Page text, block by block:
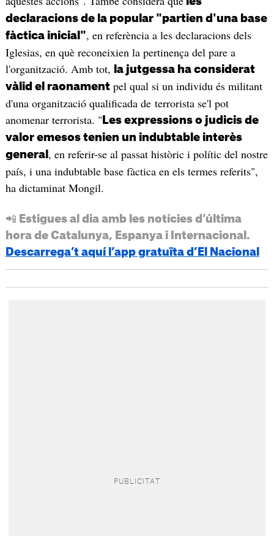
declaracions de la popular "partien d'una base
fàctica inicial", en referència a les declaracions dels
Iglesias, en què reconeixien la pertinença del pare a
l'organització. Amb tot,
la jutgessa ha considerat
vàlid el raonamentpel qual si un individu és militant
d'una organització qualificada de terrorista se'l pot
anomenar terrorista. " Les expressions o judicis de
valor emesos tenien un indubtable interès
general , en referir-se al passat històric i polític del nostre
país, i una indubtable base fàctica en els termes referits",
ha dictaminat Mongil.
📲 Estigues al dia amb les notícies d’última
hora de Catalunya, Espanya i Internacional.
Descarrega’t aquí l’app gratuïta d’El Nacional